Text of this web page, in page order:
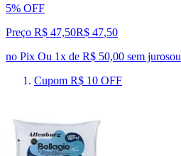
5% OFF
Preço R$ 47,50R$ 47,50
no Pix Ou 1x de R$ 50,00 sem jurosou
Cupom R$ 10 OFF